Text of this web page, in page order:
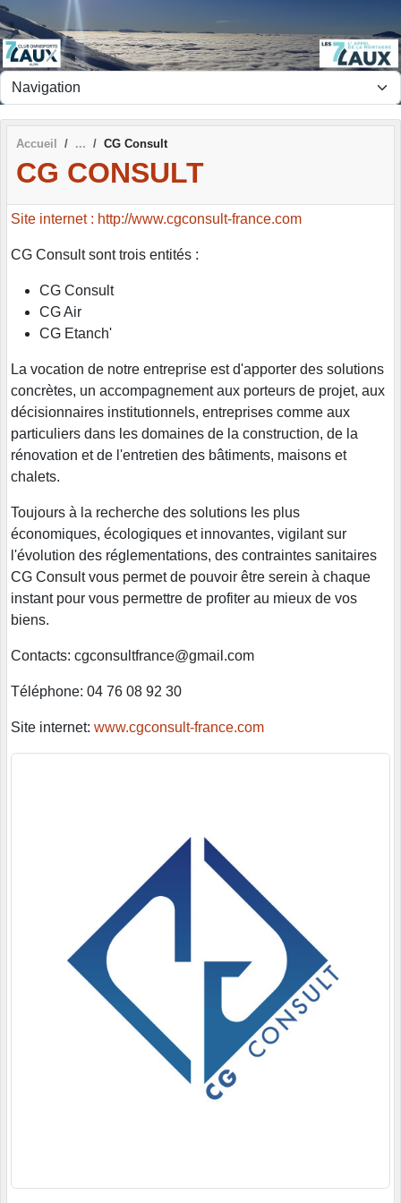
Accueil CG Consult
CG CONSULT
Site internet : http://www.cgconsult-france.com
CG Consult sont trois entités :
CG Consult
CG Air
CG Etanch'
La vocation de notre entreprise est d'apporter des solutions
concrètes, un accompagnement aux porteurs de projet, aux
décisionnaires institutionnels, entreprises comme aux
particuliers dans les domaines de la construction, de la
rénovation et de l'entretien des bâtiments, maisons et
chalets.
Toujours à la recherche des solutions les plus
économiques, écologiques et innovantes, vigilant sur
l'évolution des réglementations, des contraintes sanitaires
CG Consult vous permet de pouvoir être serein à chaque
instant pour vous permettre de profiter au mieux de vos
biens.
Contacts: cgconsultfrance@gmail.com
Téléphone: 04 76 08 92 30
Site internet: www.cgconsult-france.com
Panneau de gestion des cookies